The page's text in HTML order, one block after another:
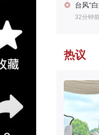
台风“
32分钟
热议